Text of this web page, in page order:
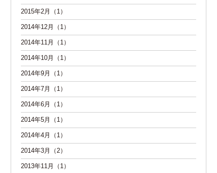
2015年2月（1）
2014年12月（1）
2014年11月（1）
2014年10月（1）
2014年9月（1）
2014年7月（1）
2014年6月（1）
2014年5月（1）
2014年4月（1）
2014年3月（2）
2013年11月（1）